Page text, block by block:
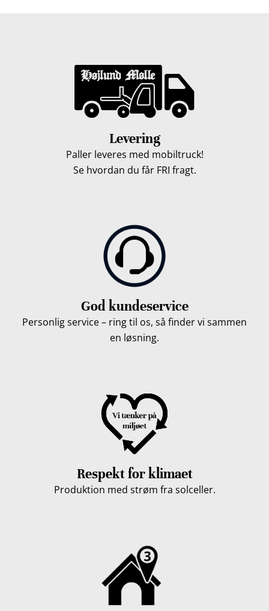
Levering
Paller leveres med mobiltruck!
Se hvordan du får FRI fragt.
God kundeservice
Personlig service – ring til os, så finder vi sammen
en løsning.
Respekt for klimaet
Produktion med strøm fra solceller.